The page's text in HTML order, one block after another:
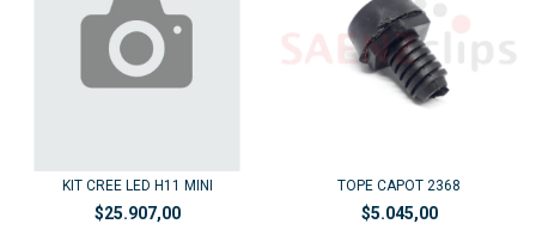
KIT CREE LED H11 MINI
$25.907,00
TOPE CAPOT 2368
$5.045,00